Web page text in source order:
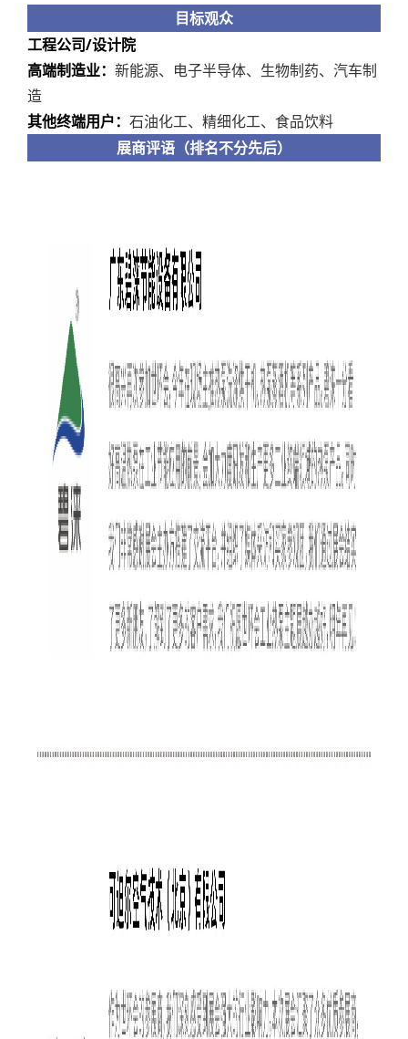
目标观众
工程公司/设计院
高端制造业： 新能源、电子半导体、生物制药、汽车制
造
其他终端用户： 石油化工、精细化工、食品饮料
展商评语（排名不分先后）